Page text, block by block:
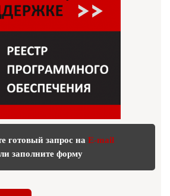
готовый запрос на E-mail
заполните форму